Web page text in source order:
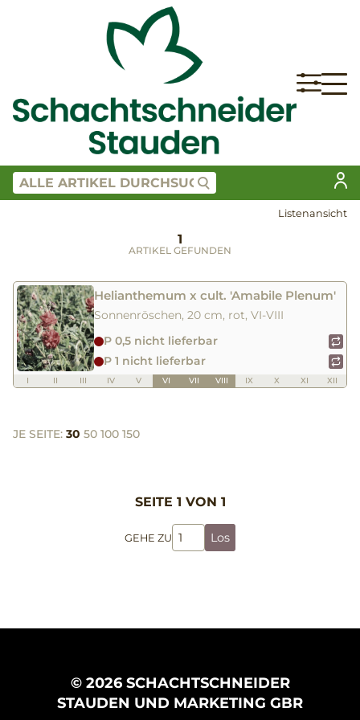
Listenansicht
1
ARTIKEL GEFUNDEN
Helianthemum x cult. 'Amabile Plenum'
Sonnenröschen, 20 cm, rot, VI-VIII
P 0,5 nicht lieferbar
P 1 nicht lieferbar
I II III IV V VI VII VIII IX X XI XII
JE SEITE: 30 50 100 150
SEITE 1 VON 1
GEHE ZU Los
© 2026 SCHACHTSCHNEIDER
STAUDEN UND MARKETING GBR